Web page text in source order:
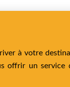
à votre
offrir un service